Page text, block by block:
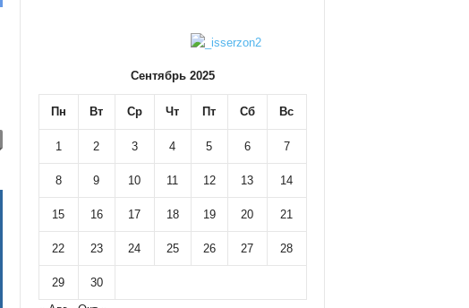
Сентябрь 2025
Пн Вт Ср Чт Пт Сб Вс
1 2 3 4 5 6 7
8 9 10 11 12 13 14
15 16 17 18 19 20 21
22 23 24 25 26 27 28
29
30